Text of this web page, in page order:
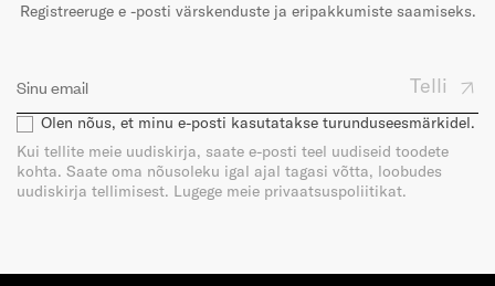
Registreeruge e -posti värskenduste ja eripakkumiste saamiseks.
Telli
Olen nõus, et minu e-posti kasutatakse turunduseesmärkidel.
Kui tellite meie uudiskirja, saate e-posti teel uudiseid toodete
kohta. Saate oma nõusoleku igal ajal tagasi võtta, loobudes
uudiskirja tellimisest. Lugege meie privaatsuspoliitikat.